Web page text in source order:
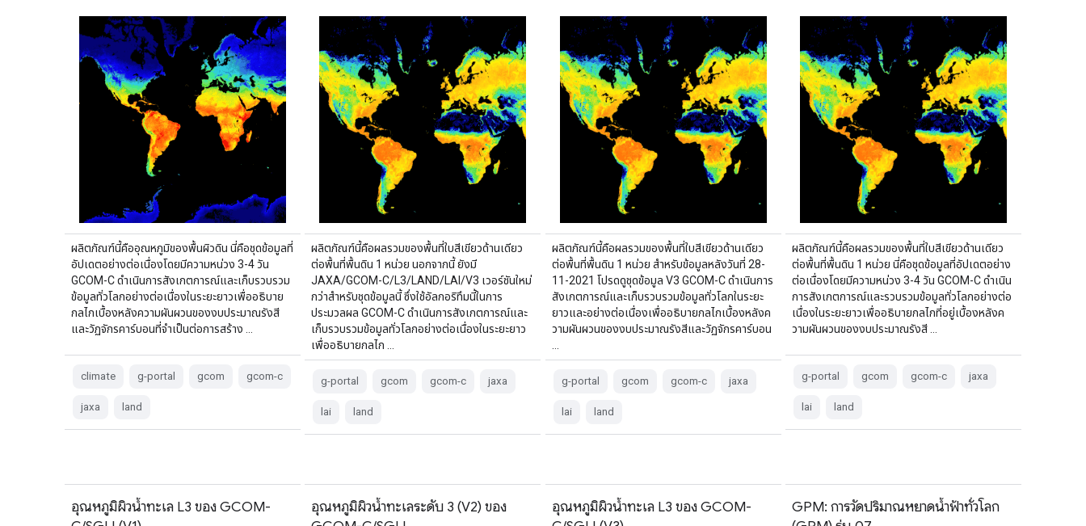
ผลิตภัณฑ์นี้คืออุณหภูมิของพื้นผิวดิน นี่คือชุดข้อมูลที่
อัปเดตอย่างต่อเนื่องโดยมีความหน่วง 3-4 วัน
GCOM-C ดำเนินการสังเกตการณ์และเก็บรวบรวม
ข้อมูลทั่วโลกอย่างต่อเนื่องในระยะยาวเพื่ออธิบาย
กลไกเบื้องหลังความผันผวนของงบประมาณรังสี
และวัฏจักรคาร์บอนที่จำเป็นต่อการสร้าง …
climate g-portal gcom gcom-c
jaxa land
ผลิตภัณฑ์นี้คือผลรวมของพื้นที่ใบสีเขียวด้านเดียว
ต่อพื้นที่พื้นดิน 1 หน่วย นอกจากนี้ ยังมี
JAXA/GCOM-C/L3/LAND/LAI/V3 เวอร์ชันใหม่
กว่าสำหรับชุดข้อมูลนี้ ซึ่งใช้อัลกอริทึมนี้ในการ
ประมวลผล GCOM-C ดำเนินการสังเกตการณ์และ
เก็บรวบรวมข้อมูลทั่วโลกอย่างต่อเนื่องในระยะยาว
เพื่ออธิบายกลไก …
g-portal gcom gcom-c jaxa
lai land
ผลิตภัณฑ์นี้คือผลรวมของพื้นที่ใบสีเขียวด้านเดียว
ต่อพื้นที่พื้นดิน 1 หน่วย สำหรับข้อมูลหลังวันที่ 28-
11-2021 โปรดดูชุดข้อมูล V3 GCOM-C ดำเนินการ
สังเกตการณ์และเก็บรวบรวมข้อมูลทั่วโลกในระยะ
ยาวและอย่างต่อเนื่องเพื่ออธิบายกลไกเบื้องหลังค
วามผันผวนของงบประมาณรังสีและวัฏจักรคาร์บอน
g-portal gcom gcom-c jaxa
lai land
ผลิตภัณฑ์นี้คือผลรวมของพื้นที่ใบสีเขียวด้านเดียว
ต่อพื้นที่พื้นดิน 1 หน่วย นี่คือชุดข้อมูลที่อัปเดตอย่าง
ต่อเนื่องโดยมีความหน่วง 3-4 วัน GCOM-C ดำเนิน
การสังเกตการณ์และรวบรวมข้อมูลทั่วโลกอย่างต่อ
เนื่องในระยะยาวเพื่ออธิบายกลไกที่อยู่เบื้องหลังค
วามผันผวนของงบประมาณรังสี …
g-portal gcom gcom-c jaxa
lai land
อุณหภูมิผิวน้ำทะเล L3 ของ GCOM-
อุณหภูมิผิวน้ำทะเลระดับ 3 (V2) ของ
อุณหภูมิผิวน้ำทะเล L3 ของ GCOM-
GPM: การวัดปริมาณหยาดน้ำฟ้าทั่วโลก